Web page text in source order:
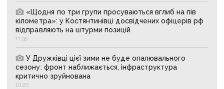
«Щодня по три групи просуваються вглиб на пів
кілометра»: у Костянтинівці досвідчених офіцерів рф
відправляють на штурми позицій
11:35
У Дружківці цієї зими не буде опалювального
сезону: фронт наближається, інфраструктура
критично зруйнована
10:20